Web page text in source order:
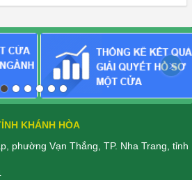
›
KHÁNH HÒA
phường Vạn Thắng, TP. Nha Trang, tỉnh